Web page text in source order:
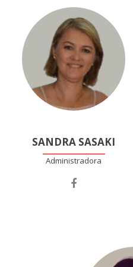
SANDRA SASAKI
Administradora
Facebook
Sasaki